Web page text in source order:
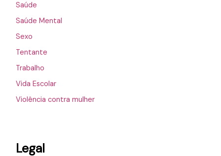
Saúde
Saúde Mental
Sexo
Tentante
Trabalho
Vida Escolar
Violência contra mulher
Legal